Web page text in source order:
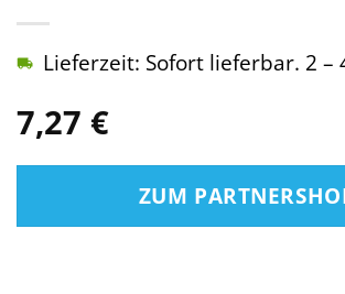
7,27 €
Lieferzeit: Sofort lieferbar. 2 –
ZUM